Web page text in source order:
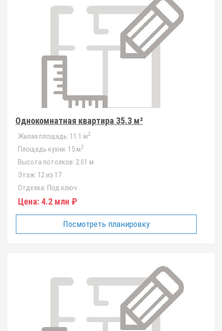
Однокомнатная квартира 35.3 м²
Жилая площадь: 11.1 м2
Площадь кухни: 15 м2
Высота потолков: 2.61 м
Этаж: 12 из 17
Отделка: Под ключ
Цена: 4.2 млн ₽
Посмотреть планировку